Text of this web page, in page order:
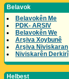
Belavok
Belavokên Me
PDK- ARSIV
Belavokên We
Arşiva Xoybunê
Arşiva Niviskaran
Niviskarên Derkirî
Helbest